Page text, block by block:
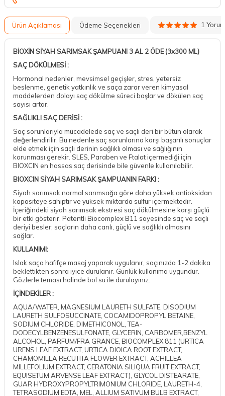
Ürün Açıklaması Ödeme Seçenekleri 1 Yorum
BİOXİN SİYAH SARIMSAK ŞAMPUANI 3 AL 2 ÖDE (3x300 ML)
SAÇ DÖKÜLMESİ :
Hormonal nedenler, mevsimsel geçişler, stres, yetersiz
beslenme, genetik yatkınlık ve saça zarar veren kimyasal
maddelerden dolayı saç dökülme süreci başlar ve dökülen saç
sayısı artar.
SAĞLIKLI SAÇ DERİSİ :
Saç sorunlarıyla mücadelede saç ve saçlı deri bir bütün olarak
değerlendirilir. Bu nedenle saç sorunlarına karşı başarılı sonuçlar
elde etmek için saçlı derinin sağlıklı olması ve sağlığının
korunması gerekir. SLES, Paraben ve Ftalat içermediği için
BIOXCIN en hassas saç derisinde bile güvenle kullanılabilir.
BIOXCIN SİYAH SARIMSAK ŞAMPUANIN FARKI :
Siyah sarımsak normal sarımsağa göre daha yüksek antioksidan
kapasiteye sahiptir ve yüksek miktarda sülfür içermektedir.
İçeriğindeki siyah sarımsak ekstresi saç dökülmesine karşı güçlü
bir etki gösterir. Patentli Biocomplex B11 sayesinde saç ve saçlı
deriyi besler; saçların daha canlı, güçlü ve sağlıklı olmasını
sağlar.
KULLANIMI:
Islak saça hafifçe masaj yaparak uygulanır, saçınızda 1-2 dakika
beklettikten sonra iyice durulanır. Günlük kullanıma uygundur.
Gözlerle teması halinde bol su ile durulayınız.
İÇİNDEKİLER :
AQUA/WATER, MAGNESIUM LAURETH SULFATE, DISODIUM
LAURETH SULFOSUCCINATE, COCAMIDOPROPYL BETAINE,
SODIUM CHLORIDE, DIMETHICONOL, TEA-
DODECYLBENZENESULFONATE, GLYCERIN, CARBOMER,BENZYL
ALCOHOL, PARFUM/FRA GRANCE, BIOCOMPLEX 811 (URTICA
URENS LEAF EXTRACT, URTICA DIOICA ROOT EXTRACT,
CHAMOMILLA RECUTITA FLOWER EXTRACT, ACHILLEA
MILLEFOLIUM EXTRACT, CERATONIA SILIQUA FRUIT EXTRACT,
EQUISETUM ARVENSE LEAF EXTRACT), GLYCOL DISTEARATE,
GUAR HYDROXYPROPYLTRIMONIUM CHLORIDE, LAURETH-4,
TETRASODIUM EDTA, MEL, ALLIUM SATIVUM BULB EXTRACT,